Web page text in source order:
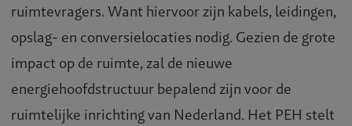
ruimtevragers. Want hiervoor zijn kabels, leidingen,
opslag- en conversielocaties nodig. Gezien de grote
impact op de ruimte, zal de nieuwe
energiehoofdstructuur bepalend zijn voor de
ruimtelijke inrichting van Nederland. Het PEH stelt